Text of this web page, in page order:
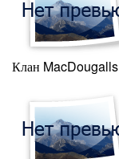
Клан MacDougalls